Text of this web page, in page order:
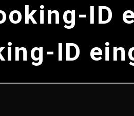
ID
ID